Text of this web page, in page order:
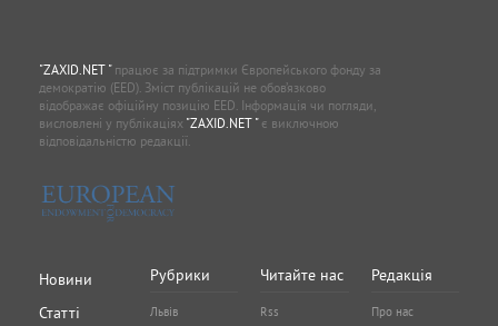
"ZAXID.NET "працює за підтримки Європейського фонду за
демократію (EED). Зміст публікацій не обов’язково
відображає офіційну позицію EED. Інформація чи погляди,
висловлені у публікаціях "ZAXID.NET "є виключною
відповідальністю редакції.
Новини
Статті
Рубрики
Львів
Читайте нас
Rss
Редакція
Про нас